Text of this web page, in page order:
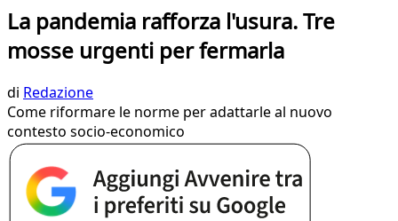
La pandemia rafforza l'usura. Tre
mosse urgenti per fermarla
di Redazione
Come riformare le norme per adattarle al nuovo
contesto socio-economico